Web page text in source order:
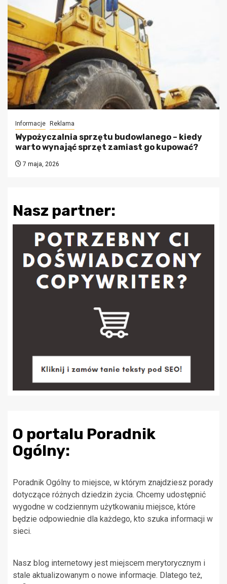
Informacje Reklama
Wypożyczalnia sprzętu budowlanego – kiedy
warto wynająć sprzęt zamiast go kupować?
7 maja, 2026
Nasz partner:
O portalu Poradnik
Ogólny:
Poradnik Ogólny to miejsce, w którym znajdziesz porady
dotyczące różnych dziedzin życia. Chcemy udostępnić
wygodne w codziennym użytkowaniu miejsce, które
będzie odpowiednie dla każdego, kto szuka informacji w
sieci.
Nasz blog internetowy jest miejscem merytorycznym i
stale aktualizowanym o nowe informacje. Dlatego też,